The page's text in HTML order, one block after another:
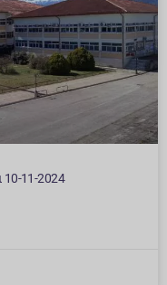
11-2024